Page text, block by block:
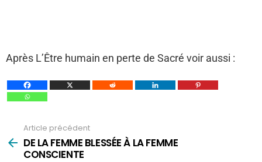
Après L’Être humain en perte de Sacré voir aussi :
plus
Article précédent
DE LA FEMME BLESSÉE À LA FEMME
CONSCIENTE